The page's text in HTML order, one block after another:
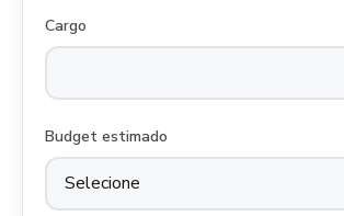
Cargo
Budget estimado